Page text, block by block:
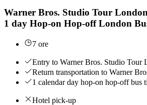
Warner Bros. Studio Tour
1 day Hop-on Hop-off London
7 ore
Entry to Warner Bros. Studio Tour
Return transportation to Warner
1 calendar day hop-on hop-off bus
Hotel pick-up